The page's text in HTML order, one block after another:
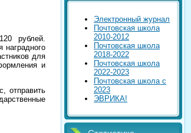
рублей.
наградного
для
и
отправить
Электронный журнал
Почтовская школа
2010-2012
Почтовская школа
2018-2022
Почтовская школа
2022-2023
Почтовская школа с
2023
ЭВРИКА!